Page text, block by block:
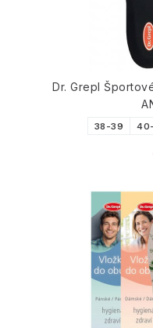
Dr. Grepl
38-39